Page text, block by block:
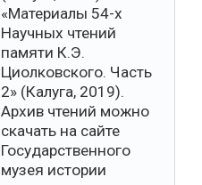
«Материалы 54-х
Научных чтений
памяти К.Э.
Циолковского. Часть
2» (Калуга, 2019).
Архив чтений можно
скачать на сайте
Государственного
музея истории